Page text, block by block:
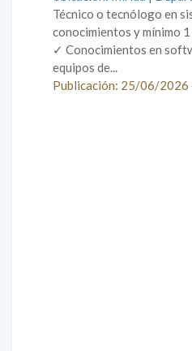
Técnico o tecnólogo en
conocimientos y mínimo 1
✓ Conocimientos en
equipos de...
Publicación: 25/06/